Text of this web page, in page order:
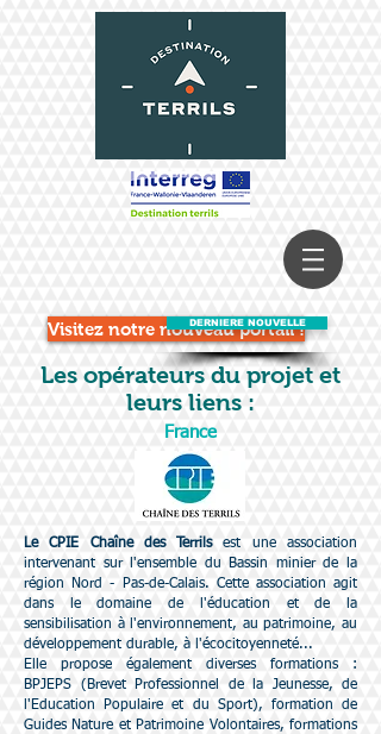
Visitez notre nouveau portail !
DERNIERE NOUVELLE
Les opérateurs du projet et
leurs liens :
Le CPIE Chaîne des Terrilsest une association
intervenant sur l'ensemble du Bassin minier de la
région Nord - Pas-de-Calais. Cette association agit
dans le domaine de l'éducation et de la
sensibilisation à l'environnement, au patrimoine, au
développement durable, à l'écocitoyenneté...
Elle propose également diverses formations :
BPJEPS (Brevet Professionnel de la Jeunesse, de
l'Education Populaire et du Sport), formation de
Guides Nature et Patrimoine Volontaires, formations
France